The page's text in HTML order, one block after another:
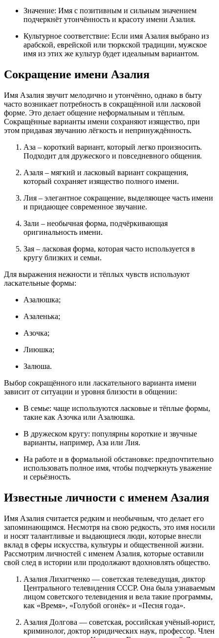
Значение: Имя с позитивным и сильным значением
подчеркнёт утончённость и красоту имени Азалия.
Культурное соответствие: Если имя Азалия выбрано из
арабской, еврейской или тюркской традиции, мужское
имя из этих же культур будет идеальным вариантом.
Сокращение имени Азалия
Имя Азалия звучит мелодично и утончённо, однако в быту
часто возникает потребность в сокращённой или ласковой
форме. Это делает общение неформальным и тёплым.
Сокращённые варианты имени сохраняют изящество, при
этом придавая звучанию лёгкость и непринуждённость.
Аза – короткий вариант, который легко произносить.
Подходит для дружеского и повседневного общения.
Азаля – мягкий и ласковый вариант сокращения,
который сохраняет изящество полного имени.
Лия – элегантное сокращение, выделяющее часть имени
и придающее современное звучание.
Зали – необычная форма, подчёркивающая
оригинальность имени.
Зая – ласковая форма, которая часто используется в
кругу близких и семьи.
Для выражения нежности и тёплых чувств используют
ласкательные формы:
Азалюшка;
Азаленька;
Азочка;
Лиюшка;
Залюша.
Выбор сокращённого или ласкательного варианта имени
зависит от ситуации и уровня близости в общении:
В семье: чаще используются ласковые и тёплые формы,
такие как Азочка или Азалюшка.
В дружеском кругу: популярны короткие и звучные
варианты, например, Аза или Лия.
На работе и в формальной обстановке: предпочтительно
использовать полное имя, чтобы подчеркнуть уважение
и серьёзность.
Известные личности с именем Азалия
Имя Азалия считается редким и необычным, что делает его
запоминающимся. Несмотря на свою редкость, это имя носили
и носят талантливые и выдающиеся люди, которые внесли
вклад в сферы искусства, культуры и общественной жизни.
Рассмотрим личностей с именем Азалия, которые оставили
свой след в истории или продолжают вдохновлять общество.
Азалия Лихитченко — советская телеведущая, диктор
Центрального телевидения СССР. Она была узнаваемым
лицом советского телевидения и вела такие программы,
как «Время», «Голубой огонёк» и «Песня года».
Азалия Долгова — советская, российская учёный-юрист,
криминолог, доктор юридических наук, профессор. Член